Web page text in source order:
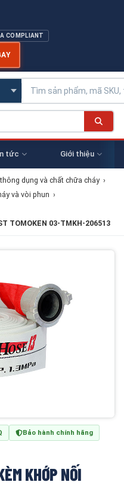
COMPLIANT
tức Giới thiệu
dụng và chất chữa cháy ›
và vòi phun ›
TOMOKEN 03-TMKH-206513
Bảo hành chính hãng
KHỚP NỐI